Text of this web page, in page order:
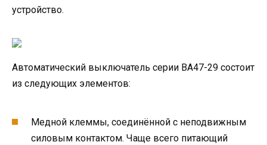
устройство.
Автоматический выключатель серии ВА47-29 состоит
из следующих элементов:
Медной клеммы, соединённой с неподвижным
силовым контактом. Чаще всего питающий